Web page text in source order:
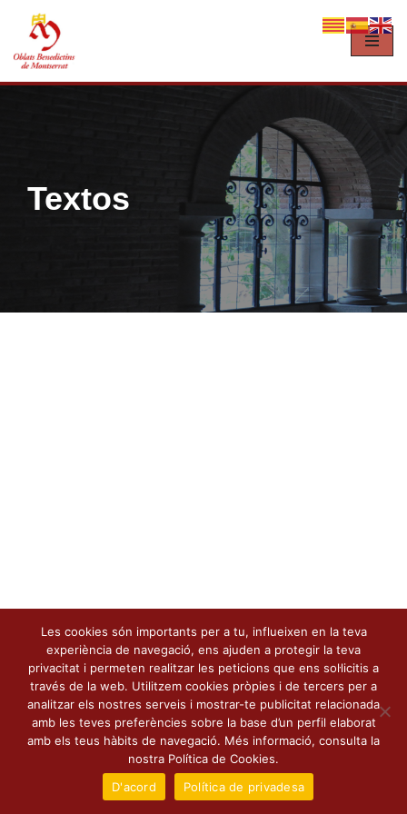
al
Textos
Les cookies són importants per a tu, influeixen en la teva
experiència de navegació, ens ajuden a protegir la teva
privacitat i permeten realitzar les peticions que ens sol·licitis a
través de la web. Utilitzem cookies pròpies i de tercers per a
analitzar els nostres serveis i mostrar-te publicitat relacionada
amb les teves preferències sobre la base d’un perfil elaborat
amb els teus hàbits de navegació. Més informació, consulta la
nostra Política de Cookies.
D'acord
Política de privadesa